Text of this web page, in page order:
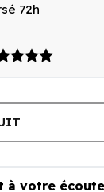
72h
à votre